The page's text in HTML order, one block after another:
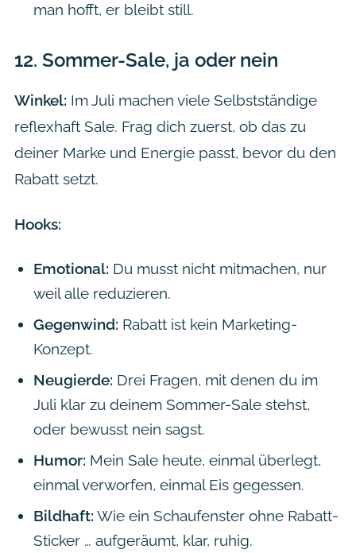
man hofft, er bleibt still.
12. Sommer-Sale, ja oder nein
Winkel: Im Juli machen viele Selbstständige
reflexhaft Sale. Frag dich zuerst, ob das zu
deiner Marke und Energie passt, bevor du den
Rabatt setzt.
Hooks:
Emotional: Du musst nicht mitmachen, nur
weil alle reduzieren.
Gegenwind: Rabatt ist kein Marketing-
Konzept.
Neugierde: Drei Fragen, mit denen du im
Juli klar zu deinem Sommer-Sale stehst,
oder bewusst nein sagst.
Humor: Mein Sale heute, einmal überlegt,
einmal verworfen, einmal Eis gegessen.
Bildhaft: Wie ein Schaufenster ohne Rabatt-
Sticker … aufgeräumt, klar, ruhig.